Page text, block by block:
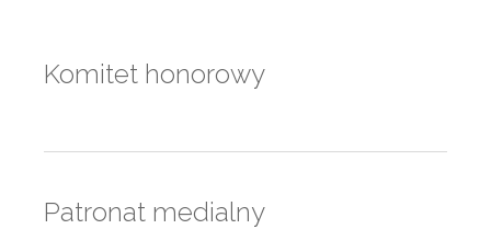
Komitet honorowy
Patronat medialny